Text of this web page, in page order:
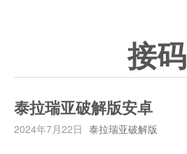
接码
泰拉瑞亚破解版安卓
2024年7月22日 泰拉瑞亚破解版